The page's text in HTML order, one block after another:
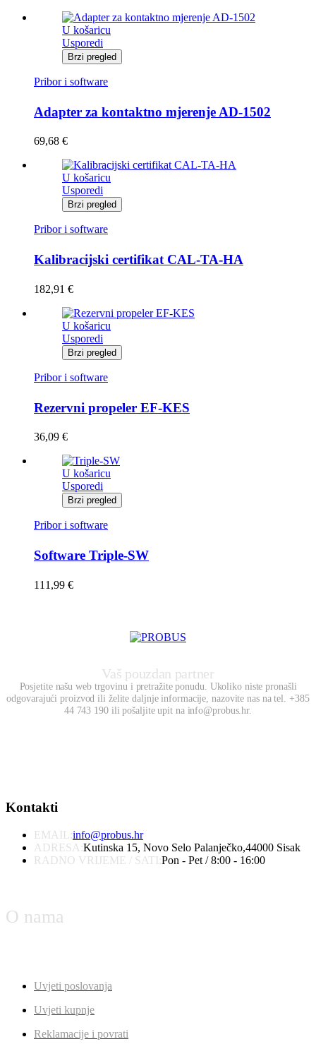
U košaricu
Usporedi
Brzi pregled
Pribor i software
Adapter za kontaktno mjerenje AD-1502
69,68 €
U košaricu
Usporedi
Brzi pregled
Pribor i software
Kalibracijski certifikat CAL-TA-HA
182,91 €
U košaricu
Usporedi
Brzi pregled
Pribor i software
Rezervni propeler EF-KES
36,09 €
U košaricu
Usporedi
Brzi pregled
Pribor i software
Software Triple-SW
111,99 €
Vaš pouzdan partner
Posjetite našu web trgovinu i pretražite ponudu. Ukoliko niste pronašli
odgovarajući proizvod ili želite daljnje informacije, nazovite nas na tel. +385
44 743 190 ili pošaljite upit na info@probus.hr.
Kontakti
EMAIL:info@probus.hr
ADRESA:Kutinska 15, Novo Selo Palanječko,44000 Sisak
RADNO VRIJEME / SATI:Pon - Pet / 8:00 - 16:00
O nama
Uvjeti poslovanja
Uvjeti kupnje
Reklamacije i povrati